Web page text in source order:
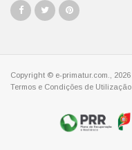
Copyright © e-primatur.com., 2026
Termos e Condições de Utilização